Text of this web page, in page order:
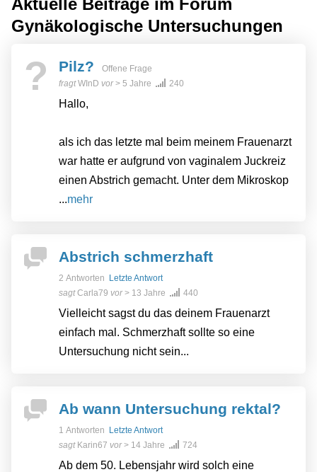
Gynäkologische Untersuchungen
? Pilz?
Offene Frage
fragtWInD vor> 5 Jahre 240
Hallo,
als ich das letzte mal beim meinem Frauenarzt
war hatte er aufgrund von vaginalem Juckreiz
einen Abstrich gemacht. Unter dem Mikroskop
...mehr
Abstrich schmerzhaft
2 Antworten Letzte Antwort
sagtCarla79 vor> 13 Jahre 440
Vielleicht sagst du das deinem Frauenarzt
einfach mal. Schmerzhaft sollte so eine
Untersuchung nicht sein...
Ab wann Untersuchung rektal?
1 Antworten Letzte Antwort
sagt Karin67 vor> 14 Jahre 724
Ab dem 50. Lebensjahr wird solch eine